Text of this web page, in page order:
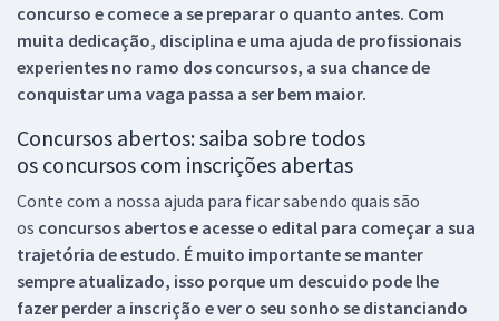
concurso e comece a se preparar o quanto antes. Com
muita dedicação, disciplina e uma ajuda de profissionais
experientes no ramo dos concursos, a sua chance de
conquistar uma vaga passa a ser bem maior.
Concursos abertos: saiba sobre todos
os concursos com inscrições abertas
Conte com a nossa ajuda para ficar sabendo quais são
os concursos abertos e acesse o edital para começar a sua
trajetória de estudo. É muito importante se manter
sempre atualizado, isso porque um descuido pode lhe
fazer perder a inscrição e ver o seu sonho se distanciando